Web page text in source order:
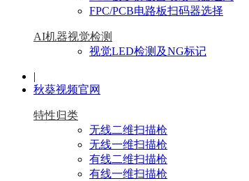
FPC/PCB电路板扫码器选择
AI机器视觉检测
视觉LED检测及NG标记
|
秋葵视频官网
特性归类
无线二维扫描枪
无线一维扫描枪
有线二维扫描枪
有线一维扫描枪